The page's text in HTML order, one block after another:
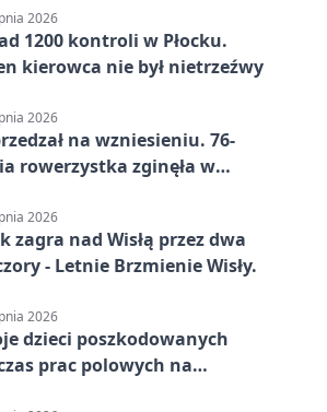
2026
1200 kontroli w Płocku.
kierowca nie był nietrzeźwy
2026
na wzniesieniu. 76-
rowerzystka zginęła w
2026
zagra nad Wisłą przez dwa
- Letnie Brzmienie Wisły.
2026
dzieci poszkodowanych
prac polowych na